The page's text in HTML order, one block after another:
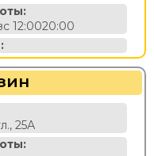
12:0020:00
25А